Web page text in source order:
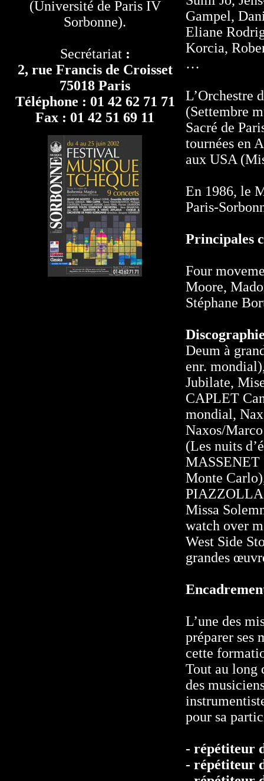
(Université de Paris IV
Sorbonne).
Secrétariat:
2, rue Francis de Croisset
75018 Paris
Téléphone : 01 42 62 71 71
Fax : 01 42 51 69 11
Gampel,
Eliane
Korcia,
…
L’Orchestre
(Settembre
Sacré de
tournées en
aux USA
En 1986, le
Paris-
Principales
Four
Moore,
Stéphane
Deum à
enr.
Jubilate,
CAPLET
mondial,
Naxos/
(Les nuits
MASSENET
Monte
Missa
watch over
West Side
grandes
L’une des
préparer ses
cette
Tout au long
des
pour sa
- répétiteur
- répétiteur